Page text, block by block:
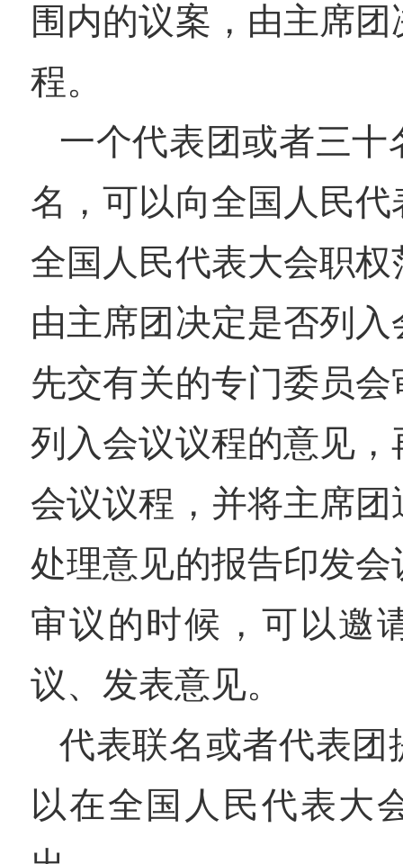
围内的议案，由主席
程。
一个代表团或者三十
名，可以向全国人民
全国人民代表大会职
由主席团决定是否列
先交有关的专门委员
列入会议议程的意见
会议议程，并将主席
处理意见的报告印发
审议的时候，可以邀
议、发表意见。
代表联名或者代表团
以在全国人民代表大